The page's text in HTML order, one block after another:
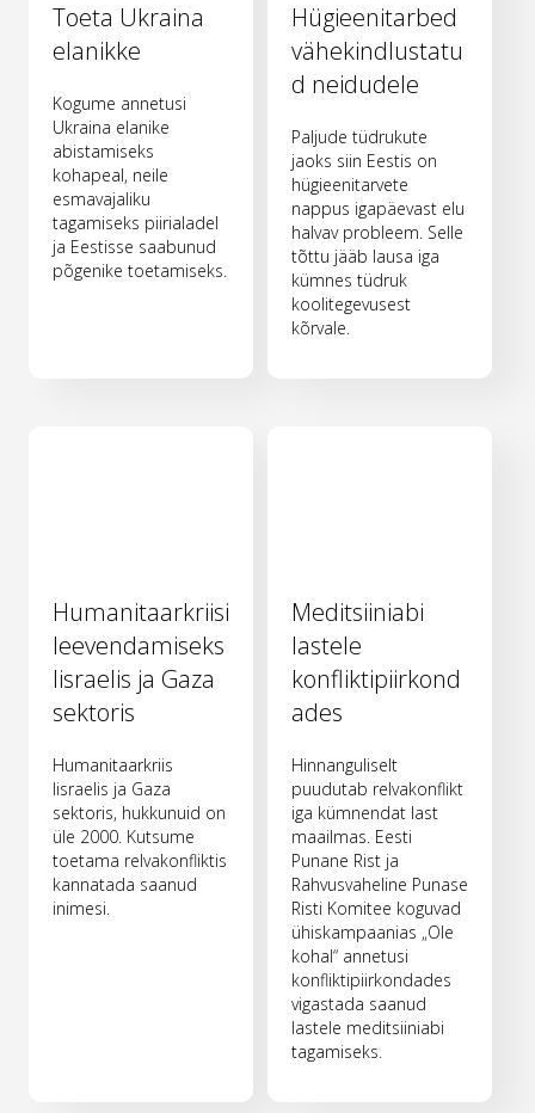
Toeta Ukraina
elanikke
Kogume annetusi
Ukraina elanike
abistamiseks
kohapeal, neile
esmavajaliku
tagamiseks piirialadel
ja Eestisse saabunud
põgenike toetamiseks.
Hügieenitarbed
vähekindlustatu
d neidudele
Paljude tüdrukute
jaoks siin Eestis on
hügieenitarvete
nappus igapäevast elu
halvav probleem. Selle
tõttu jääb lausa iga
kümnes tüdruk
koolitegevusest
kõrvale.
Humanitaarkriisi
leevendamiseks
Iisraelis ja Gaza
sektoris
Humanitaarkriis
Iisraelis ja Gaza
sektoris, hukkunuid on
üle 2000. Kutsume
toetama relvakonfliktis
kannatada saanud
inimesi.
Meditsiiniabi
lastele
konfliktipiirkond
ades
Hinnanguliselt
puudutab relvakonflikt
iga kümnendat last
maailmas. Eesti
Punane Rist ja
Rahvusvaheline Punase
Risti Komitee koguvad
ühiskampaanias „Ole
kohal“ annetusi
konfliktipiirkondades
vigastada saanud
lastele meditsiiniabi
tagamiseks.